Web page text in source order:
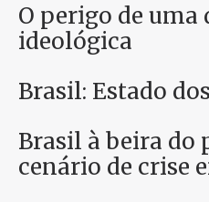
O perigo de
ideológica
Brasil: Estado
Brasil à beira do
cenário de crise